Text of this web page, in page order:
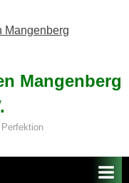
Mangenberg